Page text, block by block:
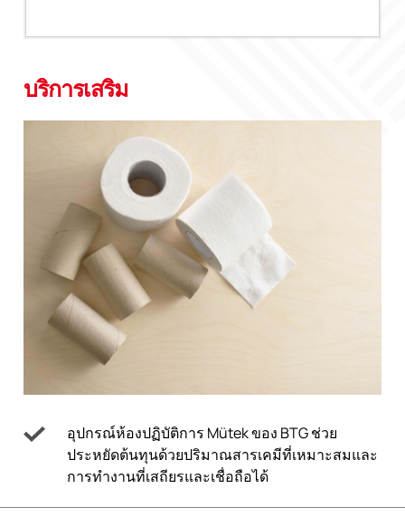
บริการเสริม
อุปกรณ์ห้องปฏิบัติการ Mütek ของ BTG ช่วย
ประหยัดต้นทุนด้วยปริมาณสารเคมีที่เหมาะสมและ
การทำงานที่เสถียรและเชื่อถือได้